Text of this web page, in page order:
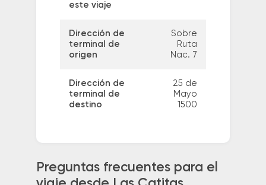
este viaje
Dirección de
terminal de
origen
Sobre
Ruta
Nac. 7
Dirección de
terminal de
destino
25 de
Mayo
1500
Preguntas frecuentes para el